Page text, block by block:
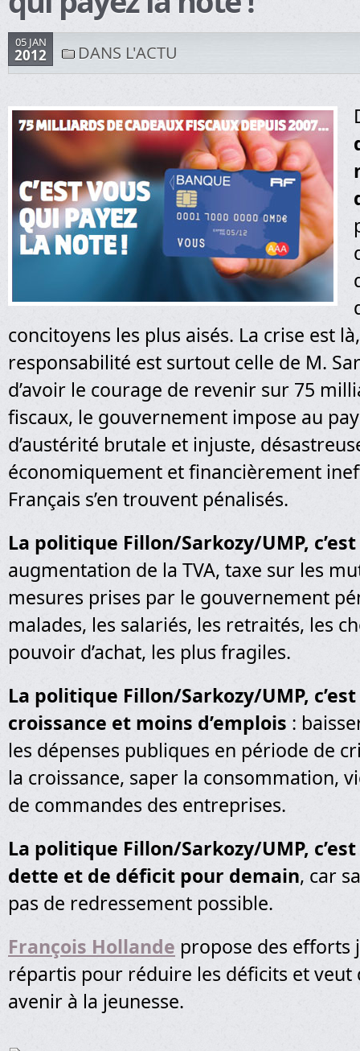
05 JAN
2012 DANS L'ACTU
concitoyens les plus aisés. La crise est
responsabilité est surtout celle de M.
d’avoir le courage de revenir sur 75
fiscaux, le gouvernement impose au
d’austérité brutale et injuste,
économiquement et financièrement
Français s’en trouvent pénalisés.
La politique Fillon/Sarkozy/UMP,
augmentation de la TVA, taxe sur les
mesures prises par le gouvernement
malades, les salariés, les retraités, les
pouvoir d’achat, les plus fragiles.
La politique Fillon/Sarkozy/UMP,
croissance et moins d’emplois :
les dépenses publiques en période de
la croissance, saper la consommation,
de commandes des entreprises.
La politique Fillon/Sarkozy/UMP,
dette et de déficit pour demain, car
pas de redressement possible.
François Hollande propose des efforts
répartis pour réduire les déficits et veut
avenir à la jeunesse.